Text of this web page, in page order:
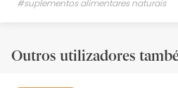
#suplementos alimentares naturais
Outros utilizadores